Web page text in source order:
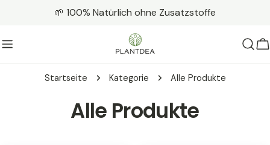
springen
🌱 100% Natürlich ohne Zusatzstoffe
Startseite Kategorie Alle Produkte
K
Alle Produkte